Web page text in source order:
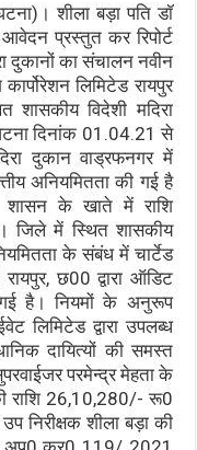
शीला बड़ा पति डॉ
आवेदन प्रस्तुत कर रिपोर्ट
दुकानों का संचालन नवीन
लिमिटेड रायपुर
शासकीय विदेशी मदिरा
घटना दिनांक 01.04.21 से
दुकान वाड्रफनगर में
अनियमितता की गई है
शासन के खाते में राशि
जिले में स्थित शासकीय
के संबंध में चार्टेड
छ00 द्वारा ऑडिट
है। नियमों के अनुरूप
लिमिटेड द्वारा उपलब्ध
दायित्यों की समस्त
परमेन्द्र मेहता के
की राशि 26,10,280/- रू0
निरीक्षक शीला बड़ा की